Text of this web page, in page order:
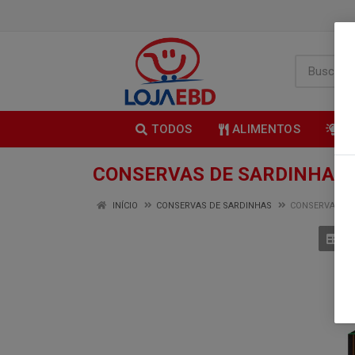
TODOS ALIMENTOS
CONSERVAS DE SARDINHA
INÍCIO CONSERVAS DE SARDINHAS CONSERVAS